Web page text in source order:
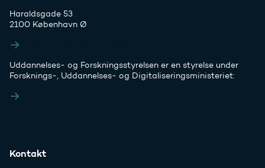
Haraldsgade 53
2100 København Ø
Uddannelses- og Forskningsstyrelsen er en styrelse under
Forsknings-, Uddannelses- og Digitaliseringsministeriet:
Kontakt